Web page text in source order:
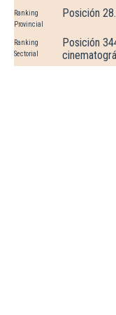
Ranking
Provincial
Posición
Ranking
Sectorial
Posición